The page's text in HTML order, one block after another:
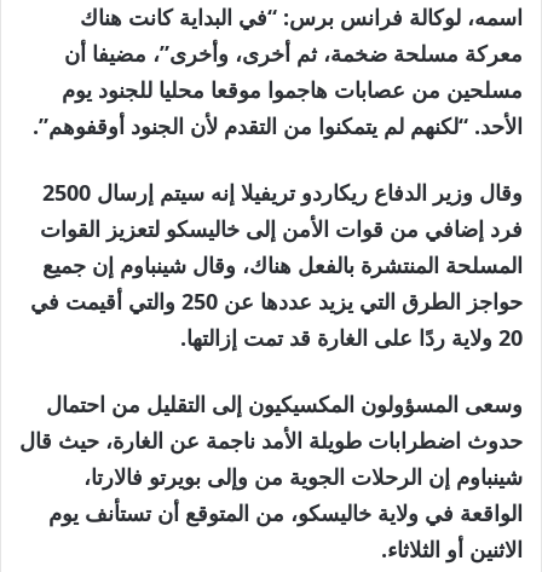
اسمه، لوكالة فرانس برس: “في البداية كانت هناك
معركة مسلحة ضخمة، ثم أخرى، وأخرى”، مضيفا أن
مسلحين من عصابات هاجموا موقعا محليا للجنود يوم
الأحد. “لكنهم لم يتمكنوا من التقدم لأن الجنود أوقفوهم”.
وقال وزير الدفاع ريكاردو تريفيلا إنه سيتم إرسال 2500
فرد إضافي من قوات الأمن إلى خاليسكو لتعزيز القوات
المسلحة المنتشرة بالفعل هناك، وقال شينباوم إن جميع
حواجز الطرق التي يزيد عددها عن 250 والتي أقيمت في
20 ولاية ردًا على الغارة قد تمت إزالتها.
وسعى المسؤولون المكسيكيون إلى التقليل من احتمال
حدوث اضطرابات طويلة الأمد ناجمة عن الغارة، حيث قال
شينباوم إن الرحلات الجوية من وإلى بويرتو فالارتا،
الواقعة في ولاية خاليسكو، من المتوقع أن تستأنف يوم
الاثنين أو الثلاثاء.